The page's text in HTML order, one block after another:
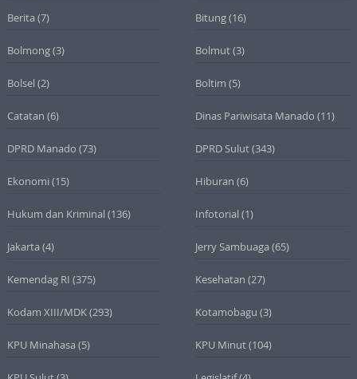
Berita (7) Bitung(16)
Bolmong(3) Bolmut(3)
Bolsel (2) Boltim (5)
Catatan (6) Dinas Pariwisata Manado (11)
DPRD Manado (73) DPRD Sulut(343)
Ekonomi (15) Hiburan (6)
Hukum dan Kriminal (136) Infotorial (1)
Jakarta (4) Jerry Sambuaga (65)
Kemendag RI (375) Kesehatan (27)
Kodam XIII/MDK(293) Kotamobagu (3)
KPU Minahasa (5) KPU Minut(104)